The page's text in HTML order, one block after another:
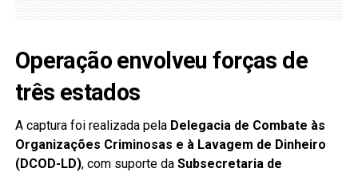
Operação envolveu forças de
três estados
A captura foi realizada pela Delegacia de Combate às
Organizações Criminosas e à Lavagem de Dinheiro
(DCOD-LD), com suporte da Subsecretaria de